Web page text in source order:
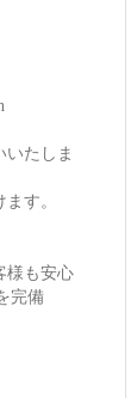
たしま
す。
様も安心
完備